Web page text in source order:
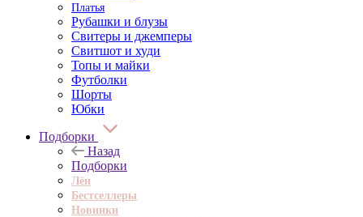
Платья
Рубашки и блузы
Свитеры и джемперы
Свитшот и худи
Топы и майки
Футболки
Шорты
Юбки
Подборки
Назад
Подборки
Лён
Бестселлеры
Новинки